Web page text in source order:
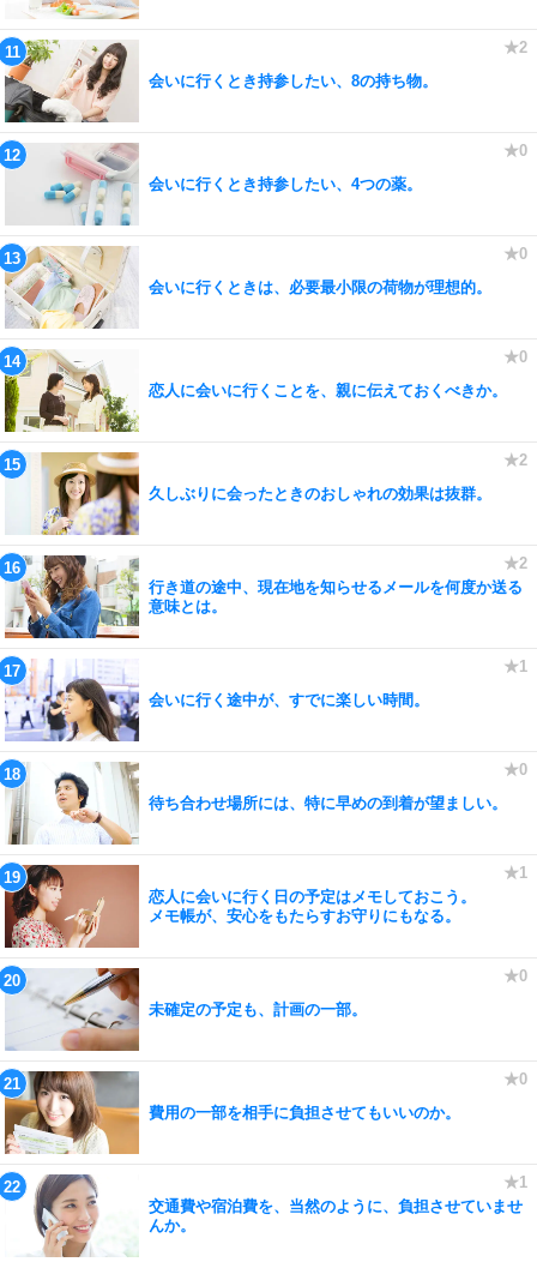
会いに行くとき持参したい、8の持ち物。
会いに行くとき持参したい、4つの薬。
会いに行くときは、必要最小限の荷物が理想的。
恋人に会いに行くことを、親に伝えておくべきか。
久しぶりに会ったときのおしゃれの効果は抜群。
行き道の途中、現在地を知らせるメールを何度か送る
意味とは。
会いに行く途中が、すでに楽しい時間。
待ち合わせ場所には、特に早めの到着が望ましい。
恋人に会いに行く日の予定はメモしておこう。
メモ帳が、安心をもたらすお守りにもなる。
未確定の予定も、計画の一部。
費用の一部を相手に負担させてもいいのか。
交通費や宿泊費を、当然のように、負担させていませ
んか。